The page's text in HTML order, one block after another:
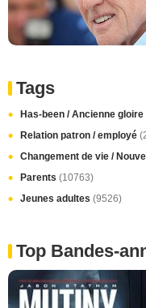
Tags
Has-been / Ancienne
Relation patron / employé
Changement de vie /
Parents (10763)
Jeunes adultes (9526)
Top Bandes-